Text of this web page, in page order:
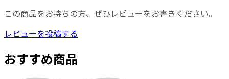
この商品をお持ちの方、ぜひレビューをお書きください。
レビューを投稿する
おすすめ商品